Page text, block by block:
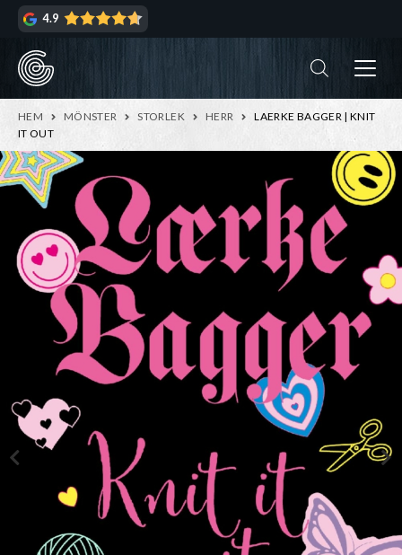
Hoppa
navigering
Hoppa
innehåll
4.9
HEM MÖNSTER STORLEK HERR
LAERKE BAGGER | KNIT
IT OUT